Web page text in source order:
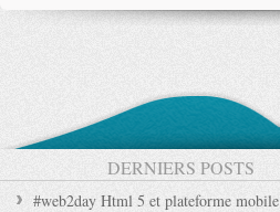
DERNIERS POSTS
#web2day Html 5 et plateforme mobile